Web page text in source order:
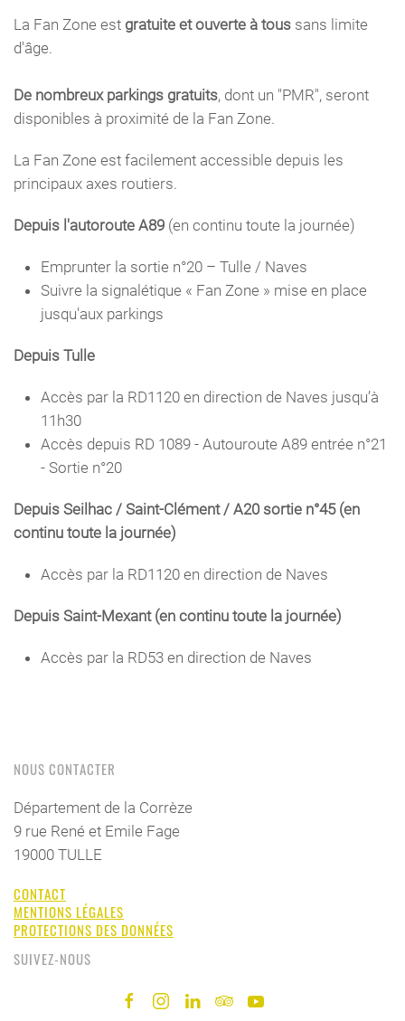
La Fan Zone est gratuite et ouverte à tous sans limite
d'âge.
De nombreux parkings gratuits, dont un "PMR", seront
disponibles à proximité de la Fan Zone.
La Fan Zone est facilement accessible depuis les
principaux axes routiers.
Depuis l'autoroute A89 (en continu toute la journée)
Emprunter la sortie n°20 – Tulle / Naves
Suivre la signalétique « Fan Zone » mise en place
jusqu'aux parkings
Depuis Tulle
Accès par la RD1120 en direction de Naves jusqu’à
11h30
Accès depuis RD 1089 - Autouroute A89 entrée n°21
- Sortie n°20
Depuis Seilhac / Saint-Clément / A20 sortie n°45 (en
continu toute la journée)
Accès par la RD1120 en direction de Naves
Depuis Saint-Mexant(en continu toute la journée)
Accès par la RD53 en direction de Naves
NOUS CONTACTER
Département de la Corrèze
9 rue René et Emile Fage
19000 TULLE
CONTACT
MENTIONS LÉGALES
PROTECTIONS DES DONNÉES
SUIVEZ-NOUS